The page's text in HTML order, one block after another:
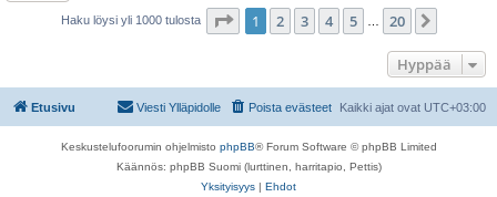
Haku löysi yli 1000 tulosta Sivu /20
1 2 3 4 5 20
Hyppää
Etusivu Kaikki ajat ovat UTC+03:00
Poista evästeet
Viesti Ylläpidolle
Keskustelufoorumin ohjelmisto phpBB® Forum Software © phpBB Limited
Käännös: phpBB Suomi (lurttinen, harritapio, Pettis)
Yksityisyys | Ehdot